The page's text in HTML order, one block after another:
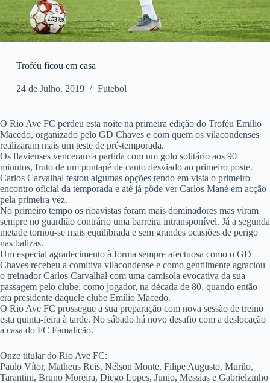
Troféu ficou em casa
24 de Julho, 2019 Futebol
O Rio Ave FC perdeu esta noite na primeira edição do Troféu Emílio
Macedo, organizado pelo GD Chaves e com quem os vilacondenses
realizaram mais um teste de pré-temporada.
Os flavienses venceram a partida com um golo solitário aos 90
minutos, fruto de um pontapé de canto desviado ao primeiro poste.
Carlos Carvalhal testou algumas opções tendo em vista o primeiro
encontro oficial da temporada e até já pôde ver Carlos Mané em acção
pela primeira vez.
No primeiro tempo os rioavistas foram mais dominadores mas viram
sempre no guardião contrário uma barreira intransponível. Já a segunda
metade tornou-se mais equilibrada e sem grandes ocasiões de perigo
nas balizas.
Um especial agradecimento à forma sempre afectuosa como o GD
Chaves recebeu a comitiva vilacondense e como gentilmente agraciou
o treinador Carlos Carvalhal com uma camisola evocativa da sua
passagem pelo clube, como jogador, na década de 80, quando então
era presidente daquele clube Emílio Macedo.
O Rio Ave FC prossegue a sua preparação com nova sessão de treino
esta quinta-feira à tarde. No sábado há novo desafio com a deslocação
a casa do FC Famalicão.
Onze titular do Rio Ave FC:
Paulo Vítor, Matheus Reis, Nélson Monte, Filipe Augusto, Murilo,
Tarantini, Bruno Moreira, Diego Lopes, Junio, Messias e Gabrielzinho